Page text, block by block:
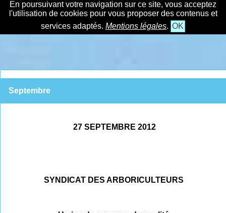
En poursuivant votre navigation sur ce site, vous acceptez
l'utilisation de cookies pour vous proposer des contenus et
services adaptés. Mentions légales. OK
Septembre
27 SEPTEMBRE 2012
SYNDICAT DES ARBORICULTEURS